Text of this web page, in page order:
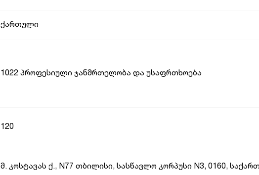
ქართული
1022 პროფესიული ჯანმრთელობა და უსაფრთხოება
120
მ. კოსტავას ქ., N77 თბილისი, სასწავლო კორპუსი N3, 0160,